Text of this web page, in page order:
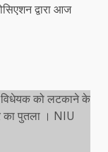
द्वारा आज